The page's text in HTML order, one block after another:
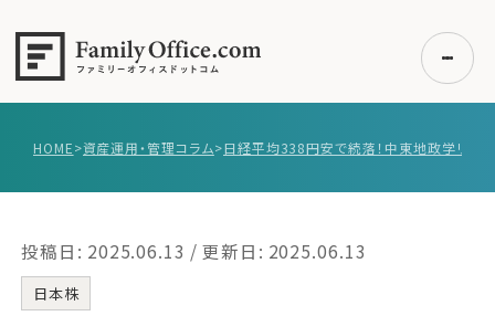
事例紹介
HOME>資産運用・管理コラム>
投稿日: 2025.06.13 / 更新日: 2025.06.13
日本株